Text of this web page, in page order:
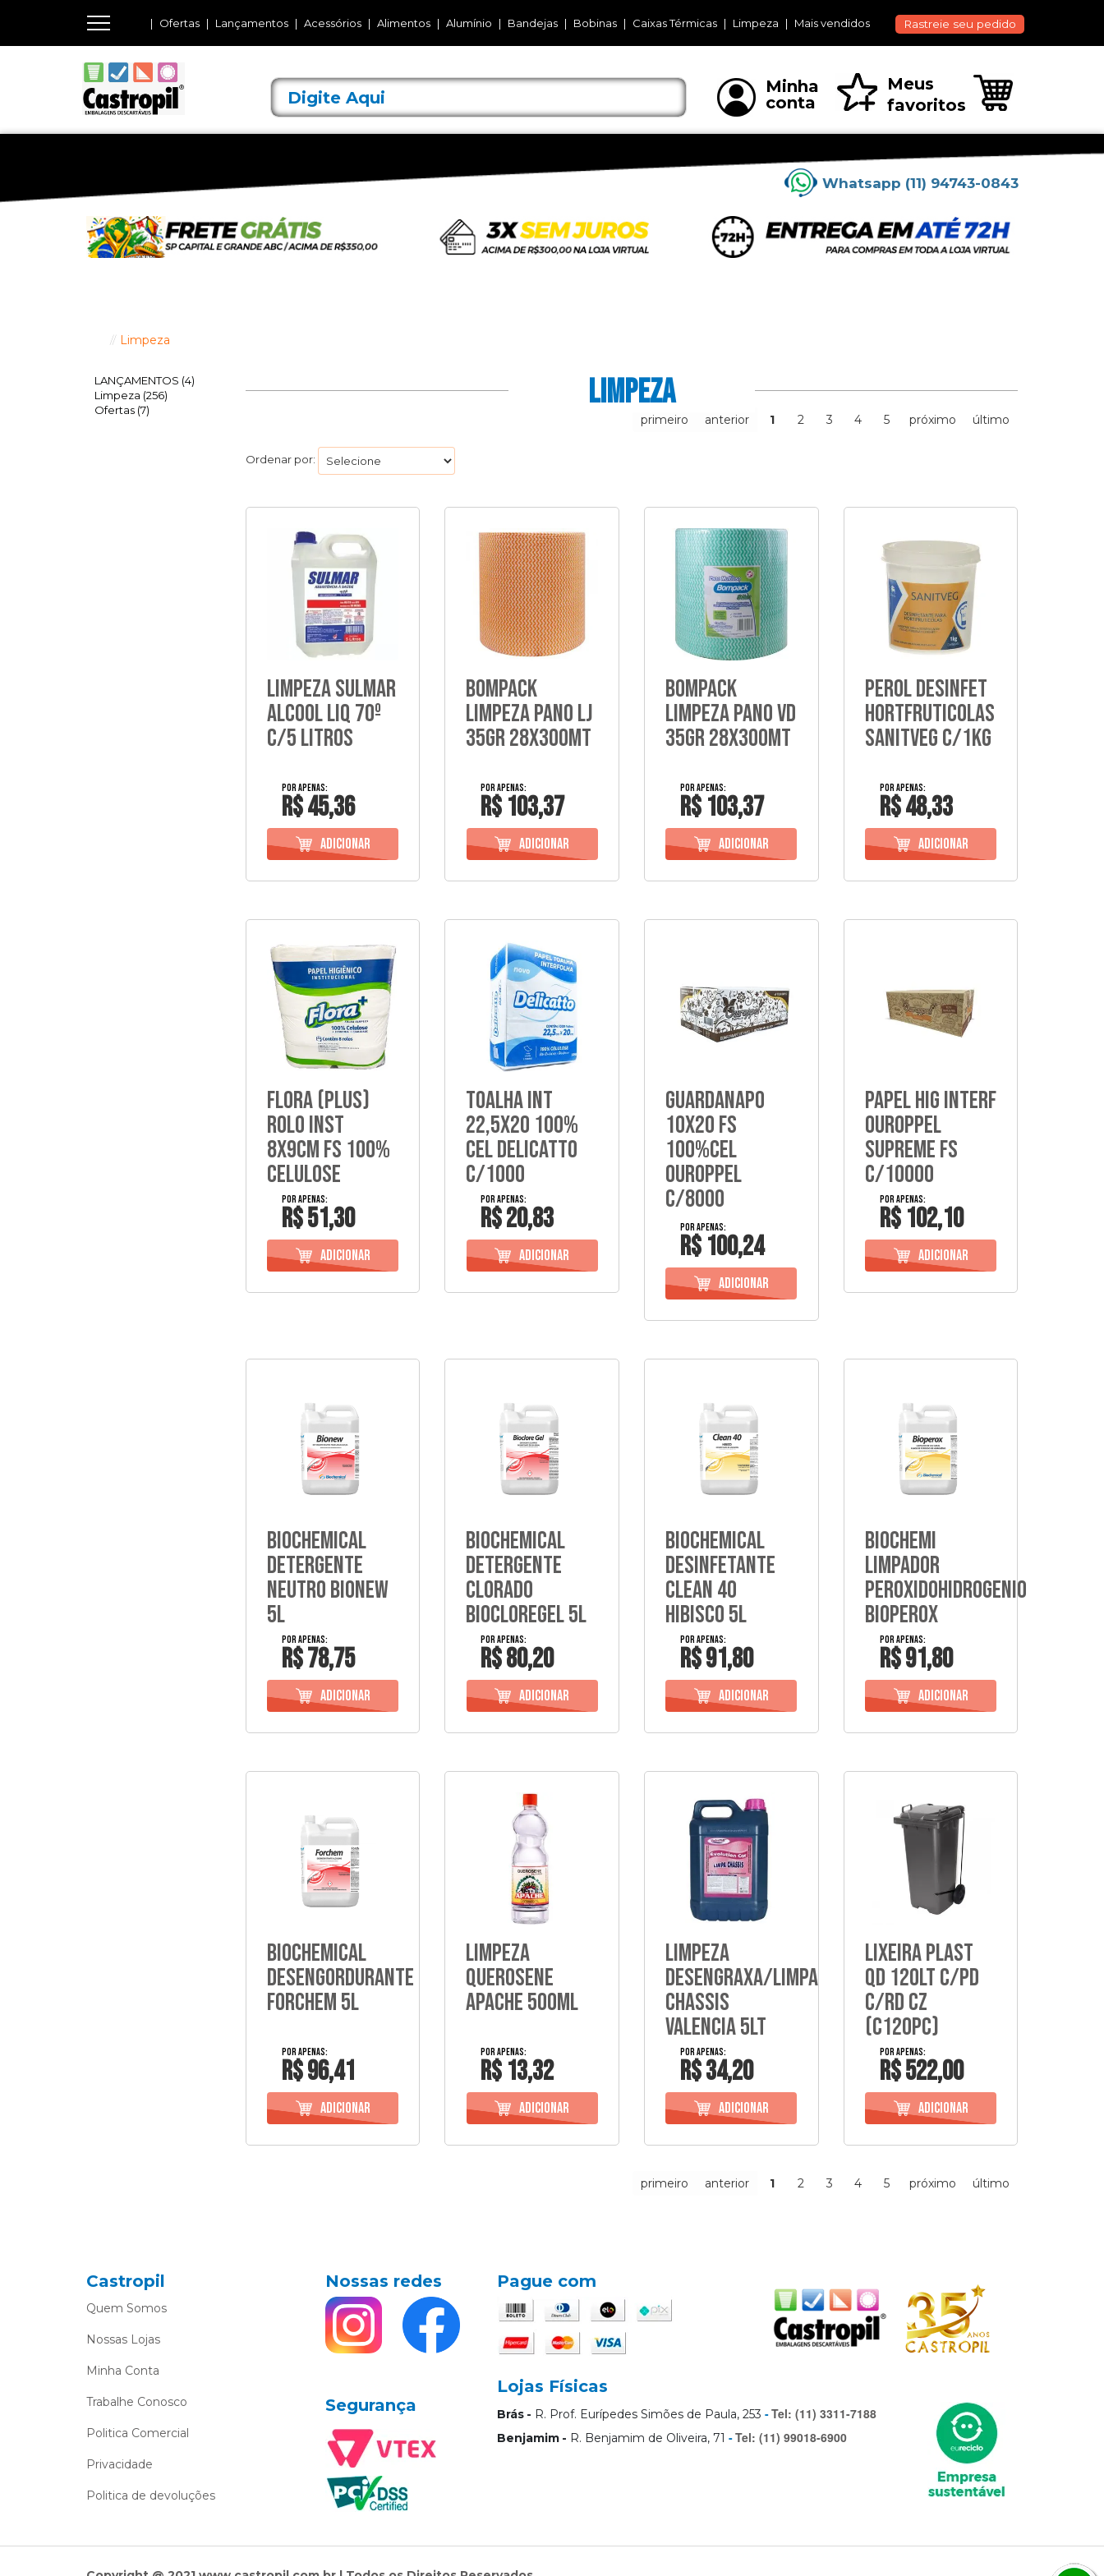
Ofertas Lançamentos Acessórios Alimentos Alumínio Bandejas Bobinas Caixas Térmicas Limpeza Mais vendidos Rastreie seu pedido
Minha
conta
Meus
favoritos
Whatsapp (11) 94743-0843
Limpeza
LANÇAMENTOS (4)
Limpeza (256)
Ofertas (7)
LIMPEZA
Ordenar por:
primeiro anterior 1 2 3 4 5 próximo último
Limpeza Sulmar
Alcool Liq 70º
C/5 Litros
R$ 45,36
Bompack
Limpeza Pano Lj
35Gr 28X300Mt
R$ 103,37
Bompack
Limpeza Pano Vd
35Gr 28X300Mt
R$ 103,37
Perol Desinfet
Hortfruticolas
Sanitveg C/1Kg
R$ 48,33
Flora (Plus)
Rolo Inst
8X9Cm Fs 100%
Celulose
R$ 51,30
Toalha Int
22,5X20 100%
Cel Delicatto
C/1000
R$ 20,83
Guardanapo
10X20 Fs
100%Cel
Ouroppel
C/8000
R$ 100,24
Papel Hig Interf
Ouroppel
Supreme Fs
C/10000
R$ 102,10
Biochemical
Detergente
Neutro Bionew
5L
R$ 78,75
Biochemical
Detergente
Clorado
Biocloregel 5L
R$ 80,20
Biochemical
Desinfetante
Clean 40
Hibisco 5L
R$ 91,80
Biochemi
Limpador
Peroxidohidrogenio
Bioperox
R$ 91,80
Biochemical
Desengordurante
Forchem 5L
R$ 96,41
Limpeza
Querosene
Apache 500Ml
R$ 13,32
Limpeza
Desengraxa/Limpa
Chassis
Valencia 5Lt
R$ 34,20
Lixeira Plast
Qd 120Lt C/Pd
C/Rd Cz
(C120Pc)
R$ 522,00
primeiro anterior 1 2 3 4 5 próximo último
Castropil
Quem Somos
Nossas Lojas
Minha Conta
Trabalhe Conosco
Politica Comercial
Privacidade
Politica de devoluções
Nossas redes
Segurança
Pague com
Lojas Físicas
Brás R. Prof. Eurípedes Simões de Paula, 253 Tel: (11) 3311-7188
Benjamim R. Benjamim de Oliveira, 71 Tel: (11) 99018-6900